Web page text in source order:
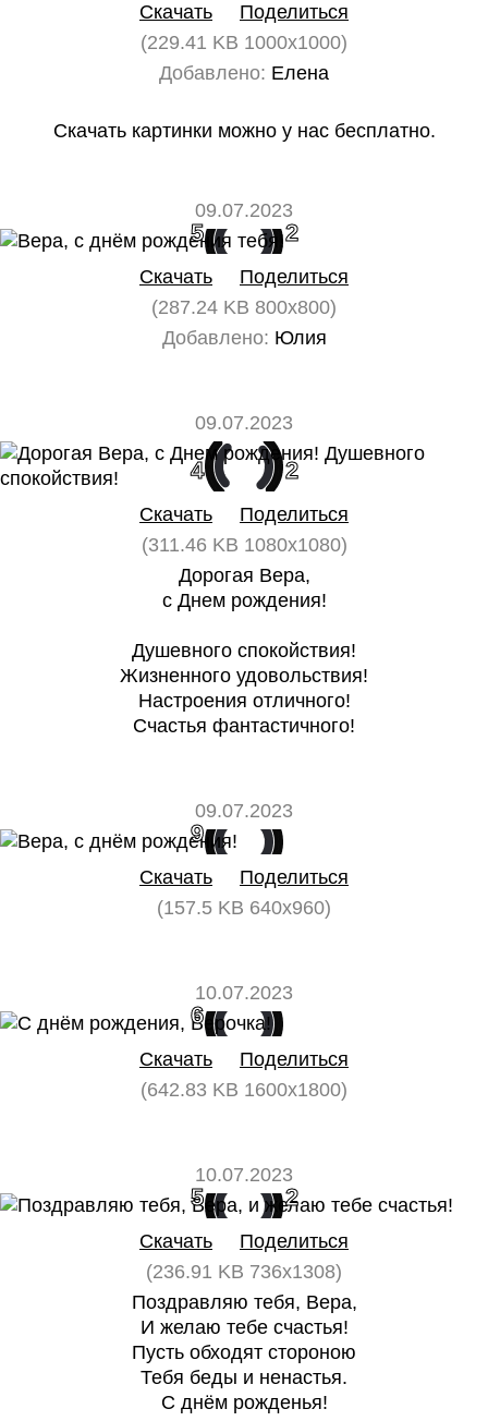
Скачать
Поделиться
(229.41 KB 1000x1000)
Добавлено: Елена
Скачать картинки можно у нас бесплатно.
09.07.2023
5 2
Скачать
Поделиться
(287.24 KB 800x800)
Добавлено: Юлия
09.07.2023
4 2
Скачать
Поделиться
(311.46 KB 1080x1080)
Дорогая Вера,
с Днем рождения!
Душевного спокойствия!
Жизненного удовольствия!
Настроения отличного!
Счастья фантастичного!
09.07.2023
9
Скачать
Поделиться
(157.5 KB 640x960)
10.07.2023
6
Скачать
Поделиться
(642.83 KB 1600x1800)
10.07.2023
5 2
Скачать
Поделиться
(236.91 KB 736x1308)
Поздравляю тебя, Вера,
И желаю тебе счастья!
Пусть обходят стороною
Тебя беды и ненастья.
С днём рожденья!